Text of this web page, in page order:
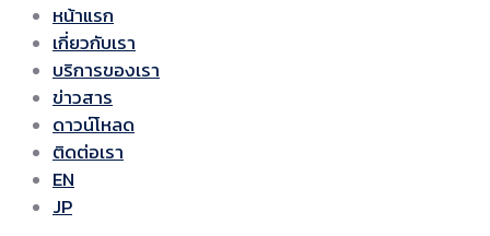
หน้าแรก
เกี่ยวกับเรา
บริการของเรา
ข่าวสาร
ดาวน์โหลด
ติดต่อเรา
EN
JP